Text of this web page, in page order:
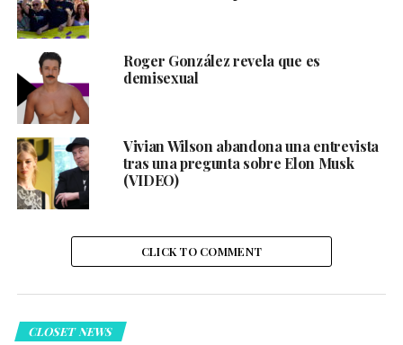
Roger González revela que es
demisexual
Vivian Wilson abandona una entrevista
tras una pregunta sobre Elon Musk
(VIDEO)
CLICK TO COMMENT
CLOSET NEWS